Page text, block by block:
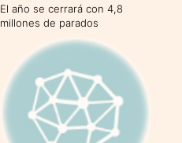
El año se cerrará con 4,8
millones de parados